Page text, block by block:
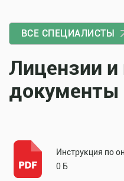
ВСЕ СПЕЦИАЛИСТЫ
Лицензии
документы
Инструкция по
0 Б